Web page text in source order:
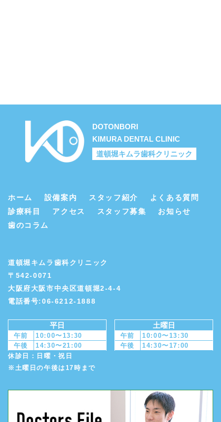
DOTONBORI
KIMURA DENTAL CLINIC
道頓堀キムラ歯科クリニック
ホーム 設備案内 スタッフ紹介
よくある質問
診療科目
アクセス スタッフ募集
お知らせ
歯のコラム
道頓堀キムラ歯科クリニック
〒542-0071
大阪府大阪市中央区道頓堀2-4-4
電話番号:06-6212-1888
平日
午前
10:00〜13:30
午後
14:30〜21:00
土曜日
午前
10:00〜13:30
午後
14:30〜17:00
休診日：日曜・祝日
※土曜日の午後は17時まで